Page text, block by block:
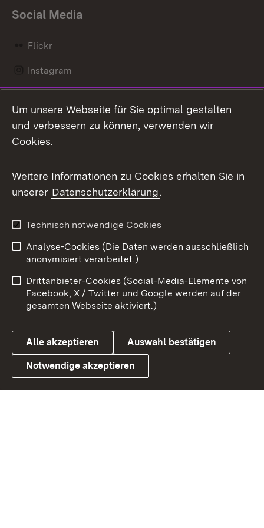
Social Media
Flickr
Instagram
Mastodon
Messenger
Social Wall
X / Twitter
Youtube
Link zum Landesportal
Benutzungshinweise
Barrierefreiheit
Datenschutz
Cookies
Um unsere Webseite für Sie optimal gestalten
und verbessern zu können, verwenden wir
Cookies.
Weitere Informationen zu Cookies erhalten Sie in
unserer Datenschutzerklärung.
Technisch notwendige Cookies
Analyse-Cookies (Die Daten werden ausschließlich
anonymisiert verarbeitet.)
Drittanbieter-Cookies (Social-Media-Elemente von
Facebook, X / Twitter und Google werden auf der
gesamten Webseite aktiviert.)
Alle akzeptieren Auswahl bestätigen
Notwendige akzeptieren